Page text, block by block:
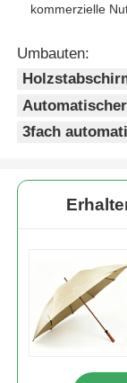
kommerzielle
Umbauten:
3fach